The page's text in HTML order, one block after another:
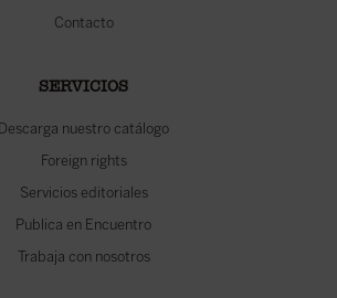
Contacto
SERVICIOS
Descarga nuestro catálogo
Foreign rights
Servicios editoriales
Publica en Encuentro
Trabaja con nosotros